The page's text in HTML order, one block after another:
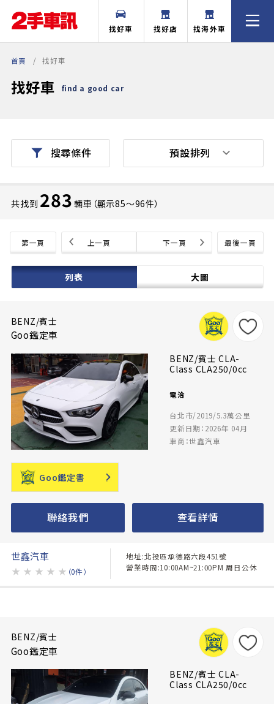
找好車 找好店 找海外車
首頁 找好車
找好車 find a good car
搜尋條件
共找到 283 輛車（顯示85〜96件）
第一頁 最後一頁
上一頁 下一頁
列表 大圖
預設排列
BENZ/賓士
Goo鑑定車
BENZ/賓士 CLA-
Class CLA250/0cc
電洽
台北市/2019/5.3萬公里
更新日期：2026年 04月
車商：世鑫汽車
Goo鑑定書
聯絡我們 查看詳情
世鑫汽車
★ ★ ★ ★ ★ （0件）
地址:北投區承德路六段451號
營業時間:10:00AM~21:00PM 周日公休
BENZ/賓士
Goo鑑定車
BENZ/賓士 CLA-
Class CLA250/0cc